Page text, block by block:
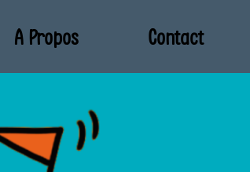
A Propos Contact